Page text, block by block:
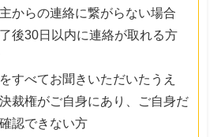
からの連絡に繋がらない場合
30日以内に連絡が取れる方
べてお聞きいただいたうえ
裁権がご自身にあり、ご自身だ
認できない方